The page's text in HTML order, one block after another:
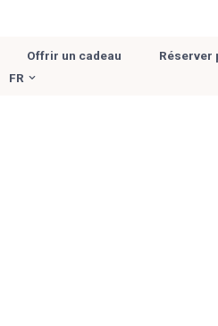
Offrir un cadeau Réserver
FR